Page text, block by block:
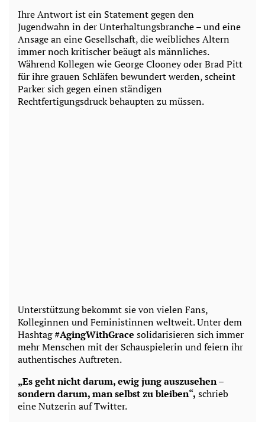
Ihre Antwort ist ein Statement gegen den
Jugendwahn in der Unterhaltungsbranche – und eine
Ansage an eine Gesellschaft, die weibliches Altern
immer noch kritischer beäugt als männliches.
Während Kollegen wie George Clooney oder Brad Pitt
für ihre grauen Schläfen bewundert werden, scheint
Parker sich gegen einen ständigen
Rechtfertigungsdruck behaupten zu müssen.
Unterstützung bekommt sie von vielen Fans,
Kolleginnen und Feministinnen weltweit. Unter dem
Hashtag#AgingWithGrace solidarisieren sich immer
mehr Menschen mit der Schauspielerin und feiern ihr
authentisches Auftreten.
„Es geht nicht darum, ewig jung auszusehen –
sondern darum, man selbst zu bleiben“, schrieb
eine Nutzerin auf Twitter.